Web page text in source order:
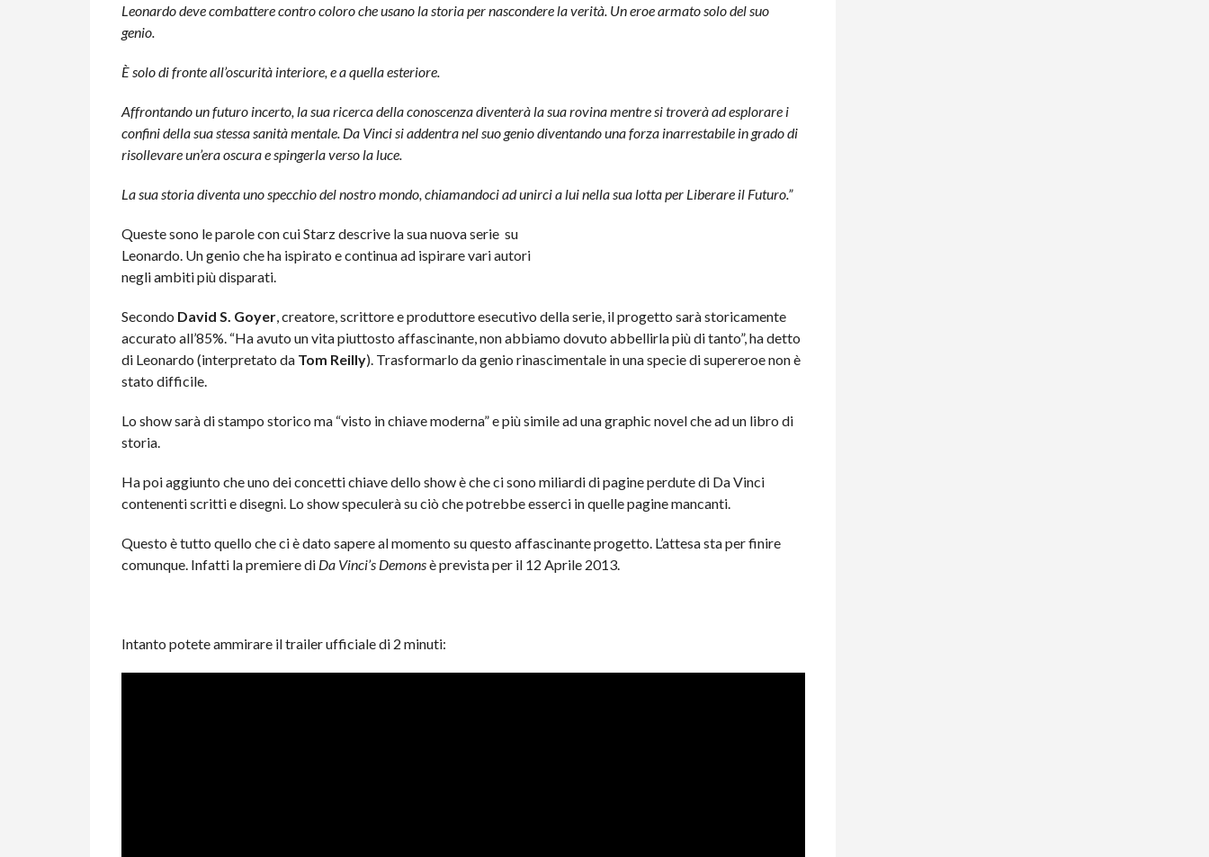
Leonardo deve combattere contro coloro che usano la storia per nascondere la verità. Un eroe armato solo del suo
genio.
È solo di fronte all’oscurità interiore, e a quella esteriore.
Affrontando un futuro incerto, la sua ricerca della conoscenza diventerà la sua rovina mentre si troverà ad esplorare i
confini della sua stessa sanità mentale. Da Vinci si addentra nel suo genio diventando una forza inarrestabile in grado di
risollevare un’era oscura e spingerla verso la luce.
La sua storia diventa uno specchio del nostro mondo, chiamandoci ad unirci a lui nella sua lotta per Liberare il Futuro.”
Queste sono le parole con cui Starz descrive la sua nuova serie su
Leonardo. Un genio che ha ispirato e continua ad ispirare vari autori
negli ambiti più disparati.
Secondo David S. Goyer, creatore, scrittore e produttore esecutivo della serie, il progetto sarà storicamente
accurato all’85%. “Ha avuto un vita piuttosto affascinante, non abbiamo dovuto abbellirla più di tanto”, ha detto
di Leonardo (interpretato da Tom Reilly). Trasformarlo da genio rinascimentale in una specie di supereroe non è
stato difficile.
Lo show sarà di stampo storico ma “visto in chiave moderna” e più simile ad una graphic novel che ad un libro di
storia.
Ha poi aggiunto che uno dei concetti chiave dello show è che ci sono miliardi di pagine perdute di Da Vinci
contenenti scritti e disegni. Lo show speculerà su ciò che potrebbe esserci in quelle pagine mancanti.
Questo è tutto quello che ci è dato sapere al momento su questo affascinante progetto. L’attesa sta per finire
comunque. Infatti la premiere di Da Vinci’s Demonsè prevista per il 12 Aprile 2013.
Intanto potete ammirare il trailer ufficiale di 2 minuti: